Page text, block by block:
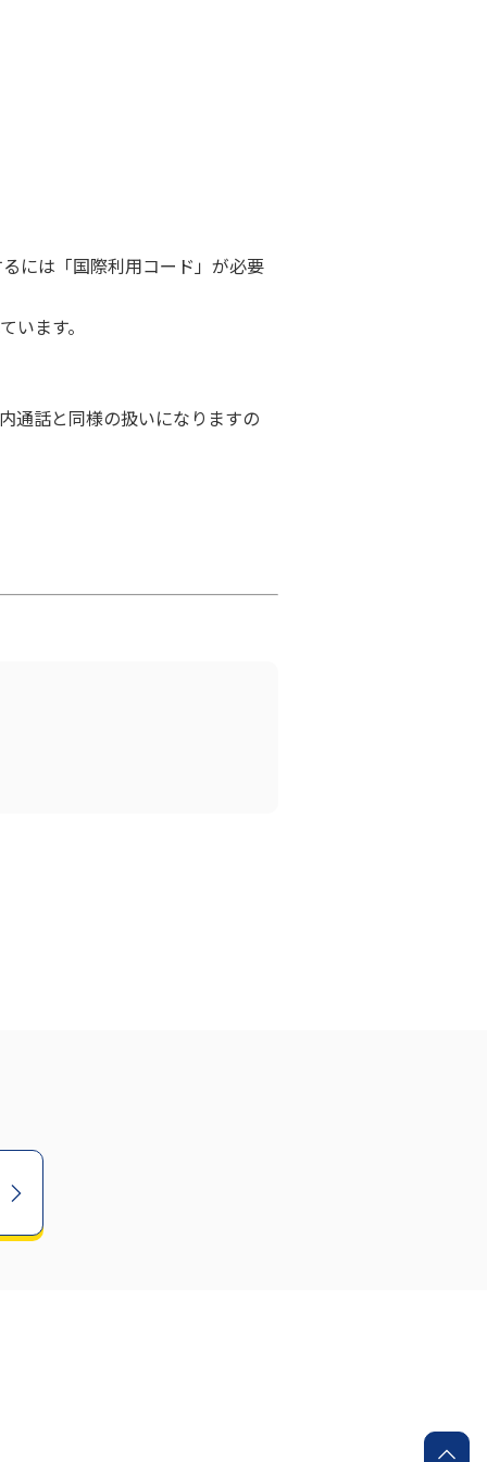
には「国際利用コード」が必要
います。
通話と同様の扱いになりますの